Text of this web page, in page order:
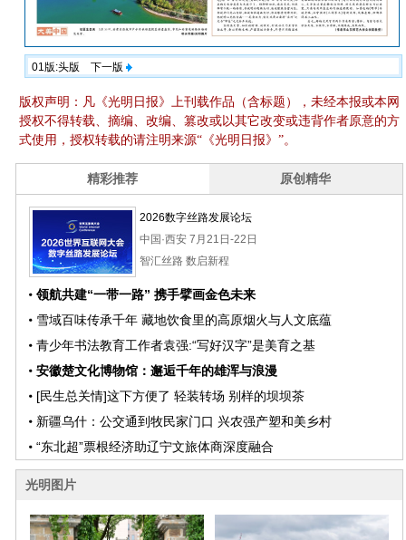
01版:头版 下一版
版权声明：凡《光明日报》上刊载作品（含标题），未经本报或本网
授权不得转载、摘编、改编、篡改或以其它改变或违背作者原意的方
式使用，授权转载的请注明来源“《光明日报》”。